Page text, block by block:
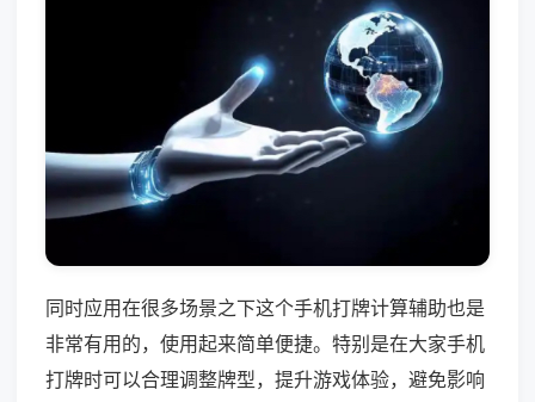
同时应用在很多场景之下这个手机打牌计算辅助也是
非常有用的，使用起来简单便捷。特别是在大家手机
打牌时可以合理调整牌型，提升游戏体验，避免影响